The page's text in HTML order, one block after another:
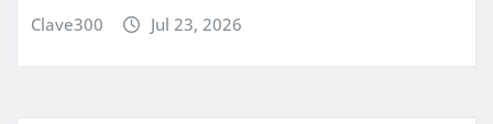
Clave300 Jul 23, 2026